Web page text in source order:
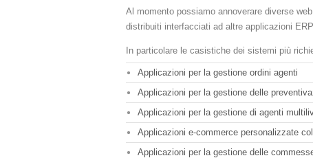
Al momento possiamo annoverare diverse
distribuiti interfacciati ad altre applicazioni
In particolare le casistiche dei sistemi più
Applicazioni per la gestione ordini agenti
Applicazioni per la gestione delle
Applicazioni per la gestione di agenti
Applicazioni e-commerce personalizzate
Applicazioni per la gestione delle